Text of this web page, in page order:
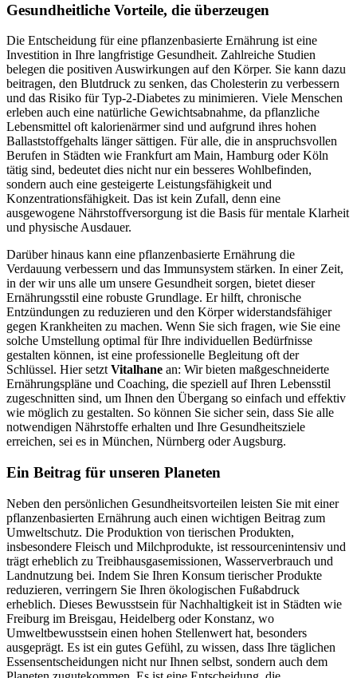
Gesundheitliche Vorteile, die überzeugen
Die Entscheidung für eine pflanzenbasierte Ernährung ist eine
Investition in Ihre langfristige Gesundheit. Zahlreiche Studien
belegen die positiven Auswirkungen auf den Körper. Sie kann dazu
beitragen, den Blutdruck zu senken, das Cholesterin zu verbessern
und das Risiko für Typ-2-Diabetes zu minimieren. Viele Menschen
erleben auch eine natürliche Gewichtsabnahme, da pflanzliche
Lebensmittel oft kalorienärmer sind und aufgrund ihres hohen
Ballaststoffgehalts länger sättigen. Für alle, die in anspruchsvollen
Berufen in Städten wie Frankfurt am Main, Hamburg oder Köln
tätig sind, bedeutet dies nicht nur ein besseres Wohlbefinden,
sondern auch eine gesteigerte Leistungsfähigkeit und
Konzentrationsfähigkeit. Das ist kein Zufall, denn eine
ausgewogene Nährstoffversorgung ist die Basis für mentale Klarheit
und physische Ausdauer.
Darüber hinaus kann eine pflanzenbasierte Ernährung die
Verdauung verbessern und das Immunsystem stärken. In einer Zeit,
in der wir uns alle um unsere Gesundheit sorgen, bietet dieser
Ernährungsstil eine robuste Grundlage. Er hilft, chronische
Entzündungen zu reduzieren und den Körper widerstandsfähiger
gegen Krankheiten zu machen. Wenn Sie sich fragen, wie Sie eine
solche Umstellung optimal für Ihre individuellen Bedürfnisse
gestalten können, ist eine professionelle Begleitung oft der
Schlüssel. Hier setzt Vitalhane an: Wir bieten maßgeschneiderte
Ernährungspläne und Coaching, die speziell auf Ihren Lebensstil
zugeschnitten sind, um Ihnen den Übergang so einfach und effektiv
wie möglich zu gestalten. So können Sie sicher sein, dass Sie alle
notwendigen Nährstoffe erhalten und Ihre Gesundheitsziele
erreichen, sei es in München, Nürnberg oder Augsburg.
Ein Beitrag für unseren Planeten
Neben den persönlichen Gesundheitsvorteilen leisten Sie mit einer
pflanzenbasierten Ernährung auch einen wichtigen Beitrag zum
Umweltschutz. Die Produktion von tierischen Produkten,
insbesondere Fleisch und Milchprodukte, ist ressourcenintensiv und
trägt erheblich zu Treibhausgasemissionen, Wasserverbrauch und
Landnutzung bei. Indem Sie Ihren Konsum tierischer Produkte
reduzieren, verringern Sie Ihren ökologischen Fußabdruck
erheblich. Dieses Bewusstsein für Nachhaltigkeit ist in Städten wie
Freiburg im Breisgau, Heidelberg oder Konstanz, wo
Umweltbewusstsein einen hohen Stellenwert hat, besonders
ausgeprägt. Es ist ein gutes Gefühl, zu wissen, dass Ihre täglichen
Essensentscheidungen nicht nur Ihnen selbst, sondern auch dem